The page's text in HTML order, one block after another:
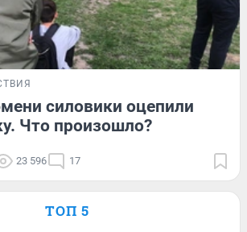
силовики оцепили
Что произошло?
23 596 17
ТОП 5